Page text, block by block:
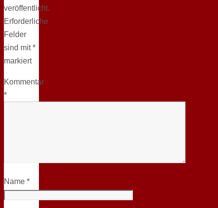
veröffentlicht.
Erforderliche
Felder
sind mit*
markiert
Kommentar
*
Name *